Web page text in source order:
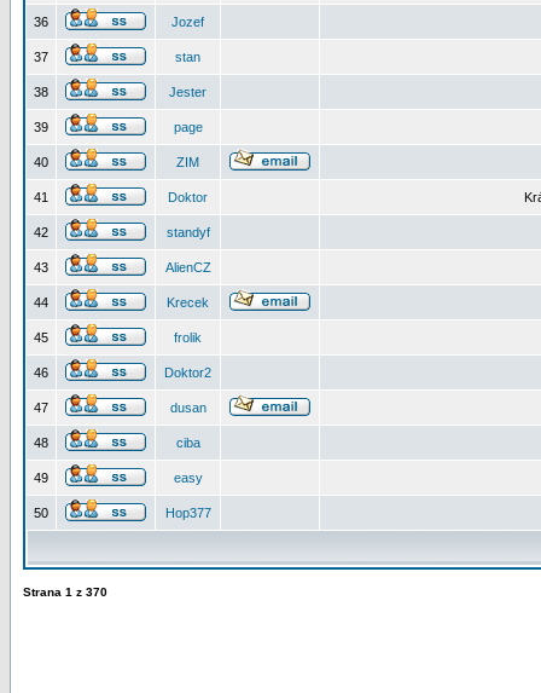
36 Jozef
37 stan
38 Jester
39 page
40 ZIM
41 Doktor
42 standyf
43 AlienCZ
44 Krecek
45 frolik
46 Doktor2
47 dusan
48 ciba
49 easy
50 Hop377
Strana 1 z 370